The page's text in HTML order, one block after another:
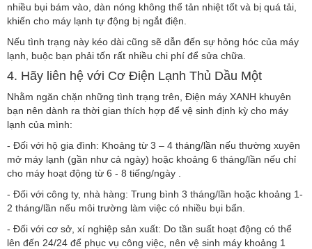
nhiều bụi bám vào, dàn nóng không thể tản nhiệt tốt và bị quá tải,
khiến cho máy lạnh tự động bị ngắt điện.
Nếu tình trạng này kéo dài cũng sẽ dẫn đến sự hỏng hóc của máy
lạnh, buộc bạn phải tốn rất nhiều chi phí để sửa chữa.
4. Hãy liên hệ với Cơ Điện Lạnh Thủ Dầu Một
Nhằm ngăn chặn những tình trạng trên, Điện máy XANH khuyên
bạn nên dành ra thời gian thích hợp để vệ sinh định kỳ cho máy
lạnh của mình:
- Đối với hộ gia đình: Khoảng từ 3 – 4 tháng/lần nếu thường xuyên
mở máy lạnh (gần như cả ngày) hoặc khoảng 6 tháng/lần nếu chỉ
cho máy hoạt động từ 6 - 8 tiếng/ngày .
- Đối với công ty, nhà hàng: Trung bình 3 tháng/lần hoặc khoảng 1-
2 tháng/lần nếu môi trường làm việc có nhiều bụi bẩn.
- Đối với cơ sở, xí nghiệp sản xuất: Do tần suất hoạt động có thể
lên đến 24/24 để phục vụ công việc, nên vệ sinh máy khoảng 1